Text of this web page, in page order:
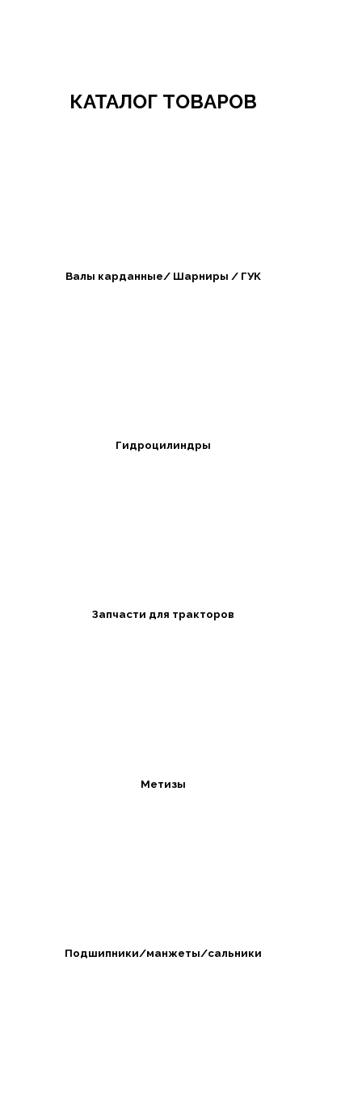
КАТАЛОГ ТОВАРОВ
Валы карданные/ Шарниры / ГУК
Гидроцилиндры
Запчасти для тракторов
Метизы
Подшипники/манжеты/сальники